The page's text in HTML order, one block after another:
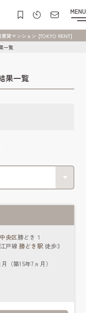
MENU
貸マンション [TOKYO RENT]
一覧
果一覧
中央区勝どき１
戸線 勝どき駅 徒歩3
（築15年7ヵ月）